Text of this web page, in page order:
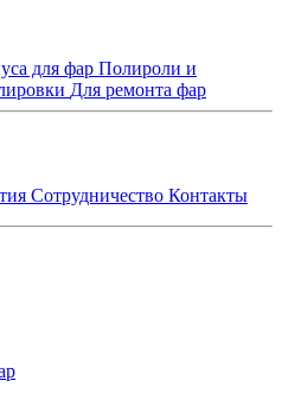
для фар Полироли и
Для ремонта фар
Сотрудничество Контакты